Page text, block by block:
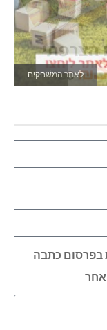
לאתר המשחקים
בפרסום כתבה
אחר